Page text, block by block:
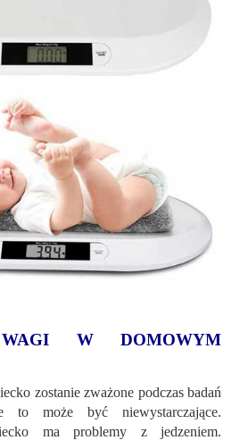
W DOMOWYM
zostanie zważone podczas badań
to może być niewystarczające.
ma problemy z jedzeniem.